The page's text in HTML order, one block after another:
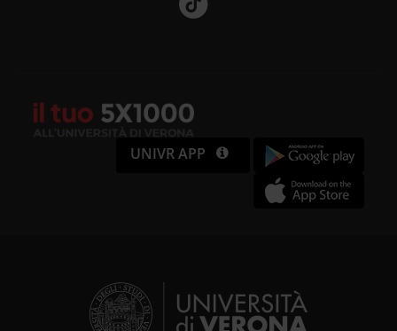
UNIVR APP